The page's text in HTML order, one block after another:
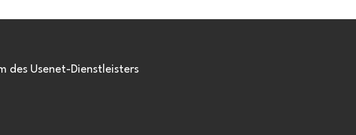
des Usenet-Dienstleisters